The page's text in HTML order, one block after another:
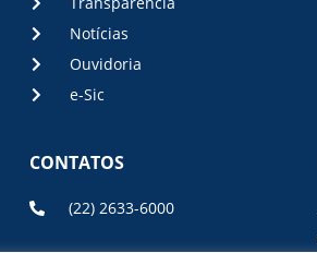
Notícias
Ouvidoria
e-Sic
CONTATOS
(22) 2633-6000